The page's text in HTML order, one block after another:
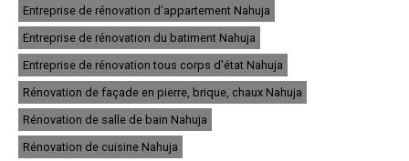
- Entreprise de rénovation immobilière à Cabestany
- Entreprise de rénovation immobilière à Saint-Laurent-de-la-Salanque
- Entreprise de rénovation immobilière à Rivesaltes
- Entreprise de rénovation immobilière à Céret
- Entreprise de rénovation immobilière à Elne
- Entreprise de rénovation immobilière à Thuir
- Entreprise de rénovation immobilière à Pia
- Entreprise de rénovation immobilière à Bompas
- Entreprise de rénovation immobilière à Le Soler
Entreprise de rénovation d'appartement Nahuja
Entreprise de rénovation du batiment Nahuja
Entreprise de rénovation tous corps d'état Nahuja
Rénovation de façade en pierre, brique, chaux Nahuja
Rénovation de salle de bain Nahuja
Rénovation de cuisine Nahuja